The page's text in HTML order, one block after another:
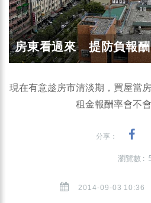
房東看過來 提防負報
現在有意趁房市清淡期，買屋當
租金報酬率會不
分享：
瀏覽數 :
2014-09-03 10:36